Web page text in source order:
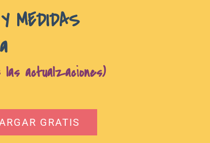
MEDIDAS
actualzaciones)
GRATIS